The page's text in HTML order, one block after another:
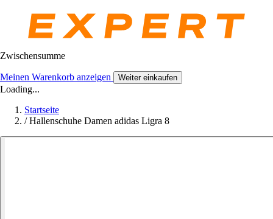
Zwischensumme
Meinen Warenkorb anzeigen Weiter einkaufen
Loading...
Startseite
/ Hallenschuhe Damen adidas Ligra 8